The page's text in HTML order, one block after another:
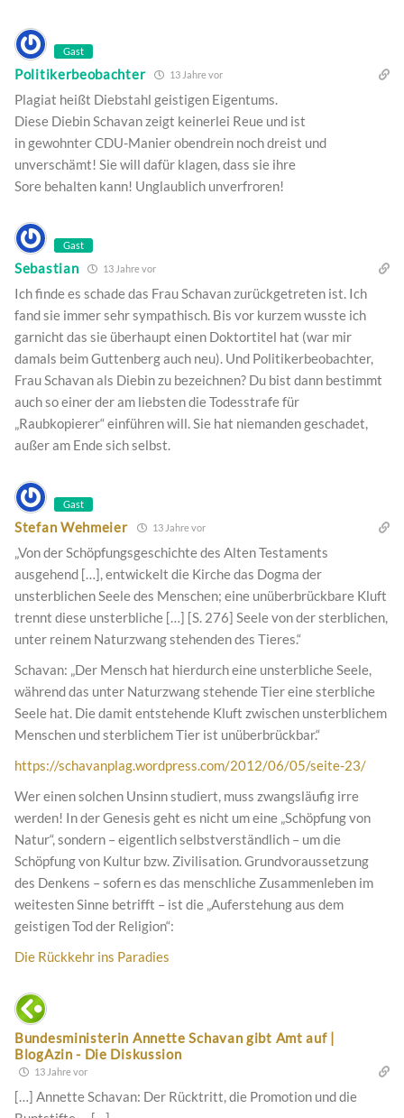
Gast
Politikerbeobachter 13 Jahre vor
Plagiat heißt Diebstahl geistigen Eigentums.
Diese Diebin Schavan zeigt keinerlei Reue und ist
in gewohnter CDU-Manier obendrein noch dreist und
unverschämt! Sie will dafür klagen, dass sie ihre
Sore behalten kann! Unglaublich unverfroren!
Gast
Sebastian 13 Jahre vor
Ich finde es schade das Frau Schavan zurückgetreten ist. Ich
fand sie immer sehr sympathisch. Bis vor kurzem wusste ich
garnicht das sie überhaupt einen Doktortitel hat (war mir
damals beim Guttenberg auch neu). Und Politikerbeobachter,
Frau Schavan als Diebin zu bezeichnen? Du bist dann bestimmt
auch so einer der am liebsten die Todesstrafe für
„Raubkopierer“ einführen will. Sie hat niemanden geschadet,
außer am Ende sich selbst.
Gast
Stefan Wehmeier 13 Jahre vor
„Von der Schöpfungsgeschichte des Alten Testaments
ausgehend […], entwickelt die Kirche das Dogma der
unsterblichen Seele des Menschen; eine unüberbrückbare Kluft
trennt diese unsterbliche […] [S. 276] Seele von der sterblichen,
unter reinem Naturzwang stehenden des Tieres.“
Schavan: „Der Mensch hat hierdurch eine unsterbliche Seele,
während das unter Naturzwang stehende Tier eine sterbliche
Seele hat. Die damit entstehende Kluft zwischen unsterblichem
Menschen und sterblichem Tier ist unüberbrückbar.“
https://schavanplag.wordpress.com/2012/06/05/seite-23/
Wer einen solchen Unsinn studiert, muss zwangsläufig irre
werden! In der Genesis geht es nicht um eine „Schöpfung von
Natur“, sondern – eigentlich selbstverständlich – um die
Schöpfung von Kultur bzw. Zivilisation. Grundvoraussetzung
des Denkens – sofern es das menschliche Zusammenleben im
weitesten Sinne betrifft – ist die „Auferstehung aus dem
geistigen Tod der Religion“:
Die Rückkehr ins Paradies
Bundesministerin Annette Schavan gibt Amt auf |
BlogAzin - Die Diskussion
13 Jahre vor
[…] Annette Schavan: Der Rücktritt, die Promotion und die